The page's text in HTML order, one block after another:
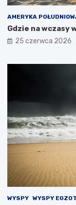
AMERYKA
Gdzie na wczasy
25 czerwca 2026
WYSPY WYSPY